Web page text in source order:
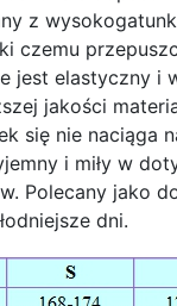
z
czemu
jest elastyczny i
jakości
się nie naciąga
i miły w
Polecany jako
dni.